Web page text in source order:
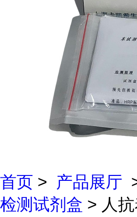
首页 > 产品展厅
检测试剂盒 > 人